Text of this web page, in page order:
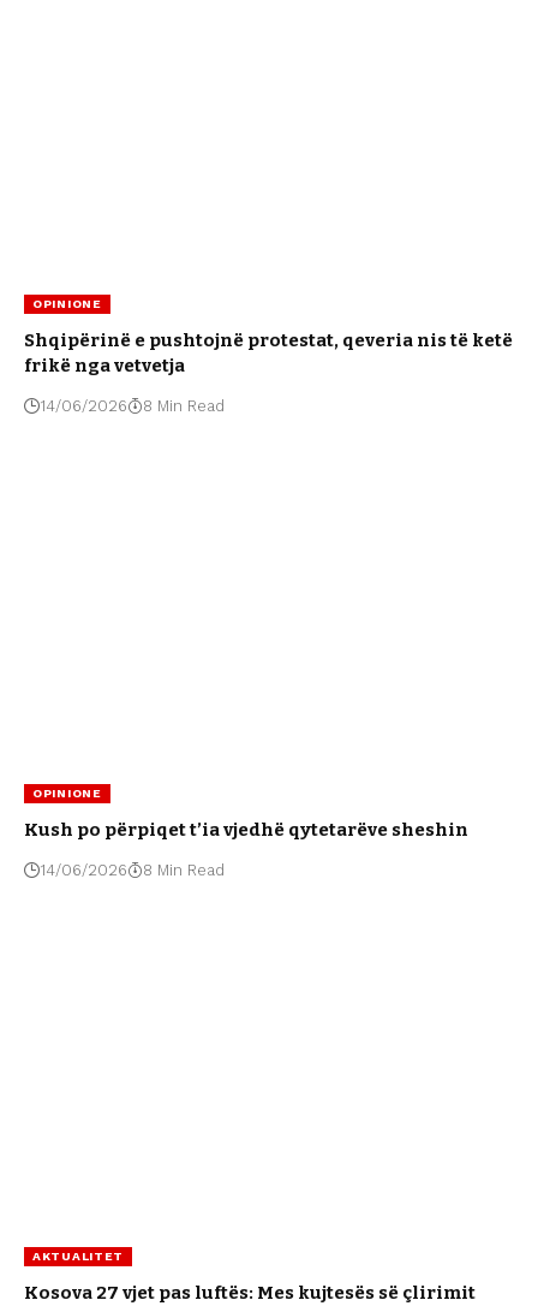
OPINIONE
Shqipërinë e pushtojnë protestat, qeveria nis të ketë
frikë nga vetvetja
14/06/2026 8 Min Read
OPINIONE
Kush po përpiqet t’ia vjedhë qytetarëve sheshin
14/06/2026 8 Min Read
AKTUALITET
Kosova 27 vjet pas luftës: Mes kujtesës së çlirimit